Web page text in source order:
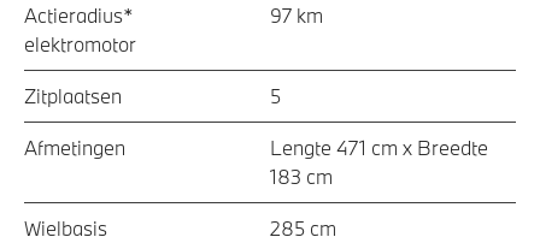
Actieradius*
elektromotor
97 km
Zitplaatsen 5
Afmetingen
Lengte 471 cm x Breedte
183 cm
Wielbasis 285 cm